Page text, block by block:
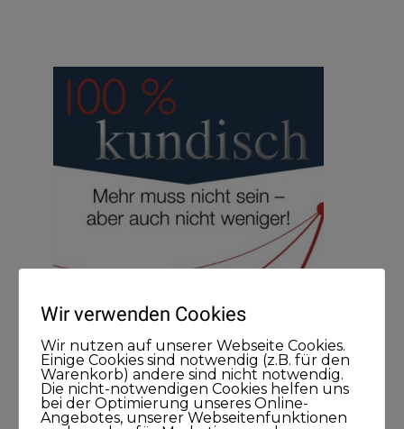
Wir verwenden Cookies
Wir nutzen auf unserer Webseite Cookies.
Einige Cookies sind notwendig (z.B. für den
Warenkorb) andere sind nicht notwendig.
Die nicht-notwendigen Cookies helfen uns
bei der Optimierung unseres Online-
Angebotes, unserer Webseitenfunktionen